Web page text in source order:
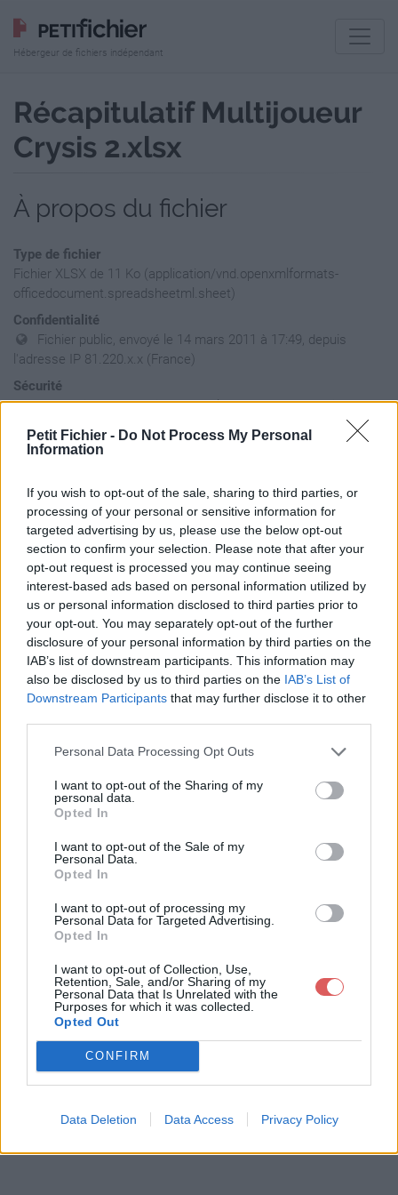
Petit Fichier - Do Not Process My Personal
Information
If you wish to opt-out of the sale, sharing to third parties, or
processing of your personal or sensitive information for
targeted advertising by us, please use the below opt-out
section to confirm your selection. Please note that after your
opt-out request is processed you may continue seeing
interest-based ads based on personal information utilized by
us or personal information disclosed to third parties prior to
your opt-out. You may separately opt-out of the further
disclosure of your personal information by third parties on the
IAB’s list of downstream participants. This information may
also be disclosed by us to third parties on the IAB’s List of
Downstream Participants that may further disclose it to other
Personal Data Processing Opt Outs
I want to opt-out of the Sharing of my
personal data.
Opted In
I want to opt-out of the Sale of my
Personal Data.
Opted In
I want to opt-out of processing my
Personal Data for Targeted Advertising.
Opted In
I want to opt-out of Collection, Use,
Retention, Sale, and/or Sharing of my
Personal Data that Is Unrelated with the
Purposes for which it was collected.
Opted Out
CONFIRM
Data Deletion Data Access Privacy Policy
Hébergeur de fichiers indépendant
Récapitulatif Multijoueur
Crysis 2.xlsx
À propos du fichier
Type de fichier
Fichier XLSX de 11 Ko (application/vnd.openxmlformats-
officedocument.spreadsheetml.sheet)
Confidentialité
Fichier public, envoyé le 14 mars 2011 à 17:49, depuis
l'adresse IP 81.220.x.x (France)
Sécurité
Ne contient aucun Virus ou Malware connus - Dernière
Statistiques
l'envoi du fichier
Page de téléchargement
https://www.petit-fichier.fr/2011/03/14/recapitulatif-multijoueur-
crysis-2/
Copier
Partager le fichier Récapitulatif
Multijoueur Crysis 2.xlsx sur le
Web et les réseaux sociaux:
Télécharger le fichier Récapitulat
if Multijoueur Crysis 2.xlsx
Télécharger Récapitulatif Multijou
eur Crysis 2.xlsx
Télécharger le fichier (11 Ko)